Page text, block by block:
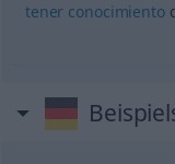
tener conocimiento